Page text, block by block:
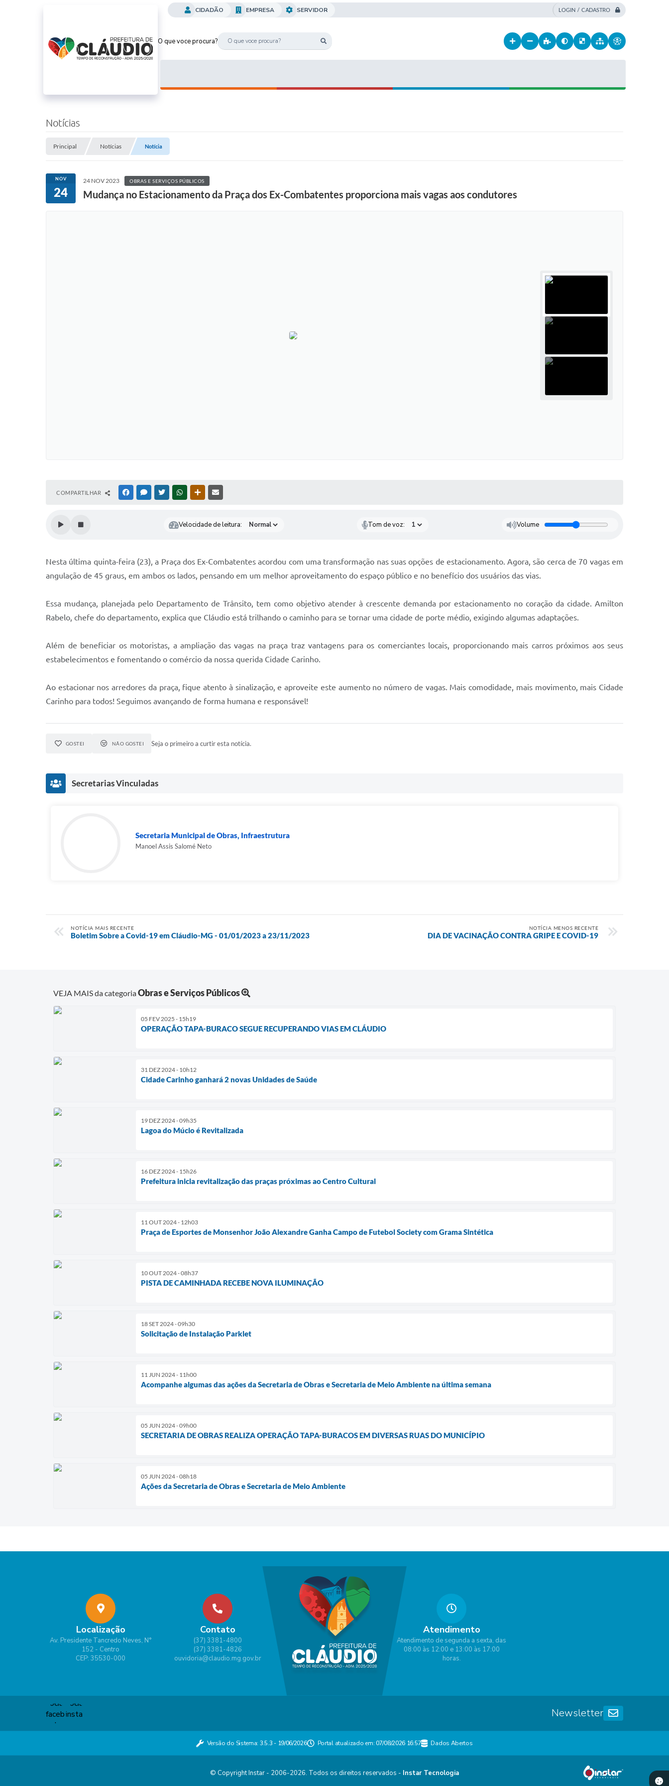
LOGIN / CADASTRO
O que voce procura?
CIDADÃO EMPRESA SERVIDOR
Notícias
Principal Notícias Notícia
NOV
24
24 NOV 2023 OBRAS E SERVIÇOS PÚBLICOS
Mudança no Estacionamento da Praça dos Ex-Combatentes proporciona mais vagas aos condutores
COMPARTILHAR FACEBOOKMESSENGER
TWITTERWHATSAPPOUTRAS MÍDIAS
Velocidade de leitura: Tom de voz: Volume
Nesta última quinta-feira (23), a Praça dos Ex-Combatentes acordou com uma transformação nas suas opções de estacionamento. Agora, são cerca de 70 vagas em
angulação de 45 graus, em ambos os lados, pensando em um melhor aproveitamento do espaço público e no benefício dos usuários das vias.
Essa mudança, planejada pelo Departamento de Trânsito, tem como objetivo atender à crescente demanda por estacionamento no coração da cidade. Amilton
Rabelo, chefe do departamento, explica que Cláudio está trilhando o caminho para se tornar uma cidade de porte médio, exigindo algumas adaptações.
Além de beneficiar os motoristas, a ampliação das vagas na praça traz vantagens para os comerciantes locais, proporcionando mais carros próximos aos seus
estabelecimentos e fomentando o comércio da nossa querida Cidade Carinho.
Ao estacionar nos arredores da praça, fique atento à sinalização, e aproveite este aumento no número de vagas. Mais comodidade, mais movimento, mais Cidade
Carinho para todos! Seguimos avançando de forma humana e responsável!
GOSTEI NÃO GOSTEI Seja o primeiro a curtir esta notícia.
Secretarias Vinculadas
Secretaria Municipal de Obras, Infraestrutura
Manoel Assis Salomé Neto
NOTÍCIA MAIS RECENTE
Boletim Sobre a Covid-19 em Cláudio-MG - 01/01/2023 a 23/11/2023
NOTÍCIA MENOS RECENTE
DIA DE VACINAÇÃO CONTRA GRIPE E COVID-19
VEJA MAIS da categoriaObras e Serviços Públicos
05 FEV 2025 - 15h19
OPERAÇÃO TAPA-BURACO SEGUE RECUPERANDO VIAS EM CLÁUDIO
31 DEZ 2024 - 10h12
Cidade Carinho ganhará 2 novas Unidades de Saúde
19 DEZ 2024 - 09h35
Lagoa do Múcio é Revitalizada
16 DEZ 2024 - 15h26
Prefeitura inicia revitalização das praças próximas ao Centro Cultural
11 OUT 2024 - 12h03
Praça de Esportes de Monsenhor João Alexandre Ganha Campo de Futebol Society com Grama Sintética
10 OUT 2024 - 08h37
PISTA DE CAMINHADA RECEBE NOVA ILUMINAÇÃO
18 SET 2024 - 09h30
Solicitação de Instalação Parklet
11 JUN 2024 - 11h00
Acompanhe algumas das ações da Secretaria de Obras e Secretaria de Meio Ambiente na última semana
05 JUN 2024 - 09h00
SECRETARIA DE OBRAS REALIZA OPERAÇÃO TAPA-BURACOS EM DIVERSAS RUAS DO MUNICÍPIO
05 JUN 2024 - 08h18
Ações da Secretaria de Obras e Secretaria de Meio Ambiente
Localização
Av. Presidente Tancredo Neves, N°
152 - Centro
CEP: 35530-000
Contato
(37) 3381-4800
(37) 3381-4826
ouvidoria@claudio.mg.gov.br
Atendimento
Atendimento de segunda a sexta, das
08:00 às 12:00 e 13:00 às 17:00
horas.
Newsletter
Versão do Sistema: 3.5.3 - 19/06/2026 Portal atualizado em:07/08/2026 16:57 Dados Abertos
© Copyright Instar - 2006-2026. Todos os direitos reservados - Instar Tecnologia